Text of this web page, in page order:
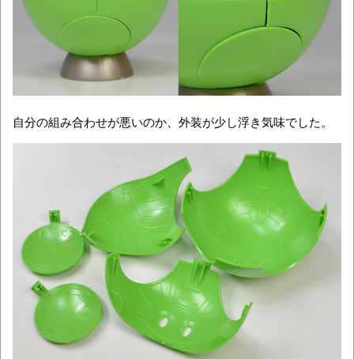
自分の組み合わせが悪いのか、外装が少し浮き気味でした。